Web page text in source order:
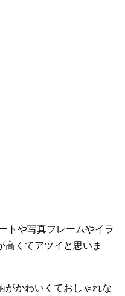
トや写真フレームやイラ
高くてアツイと思いま
がかわいくておしゃれな